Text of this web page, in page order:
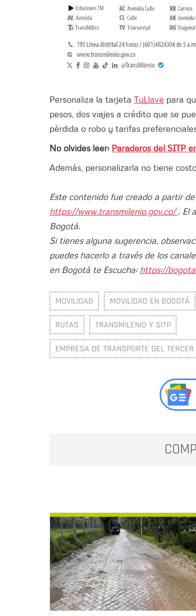
Personaliza la tarjeta TuLlave para
pesos, dos viajes a crédito que se
pérdida o robo y tarifas
No olvides leer: Paraderos del SITP
Además, personalizarla no tiene
Este contenido fue creado a partir
https://www.transmilenio.gov.co/. El
Bogotá.
Si tienes alguna sugerencia,
puedes hacerlo a través de los
en Bogotá te Escucha: https://
MOVILIDAD MOVILIDAD EN BOGOTÁ
RUTAS TRANSMILENIO Y SITP
EMPRESA DE TRANSPORTE DEL